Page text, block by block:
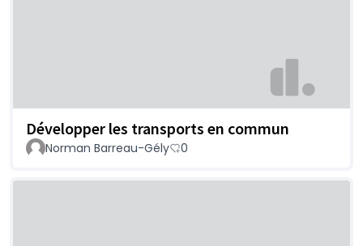
Développer les transports en commun
Norman Barreau-Gély 0